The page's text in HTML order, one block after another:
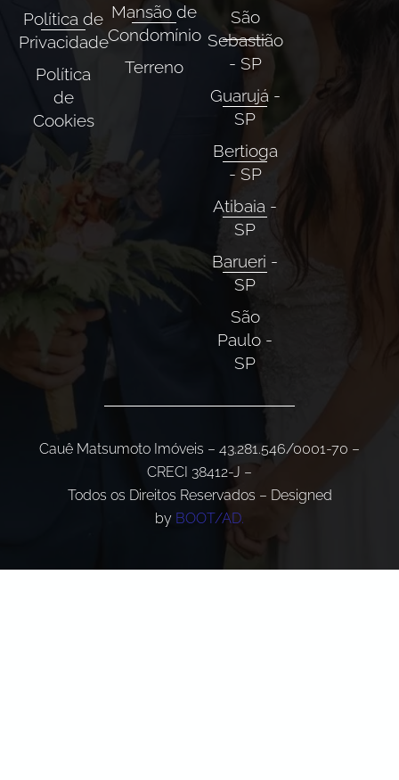
Política de
Privacidade
Política
de
Cookies
Mansão de
Condomínio
Terreno
São
Sebastião
- SP
Guarujá -
SP
Bertioga
- SP
Atibaia -
SP
Barueri -
SP
São
Paulo -
SP
Cauê Matsumoto Imóveis – 43.281.546/0001-70 –
CRECI 38412-J –
Todos os Direitos Reservados – Designed
by BOOT/AD.